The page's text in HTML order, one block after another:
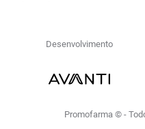
Desenvolvimento
Promofarma © -